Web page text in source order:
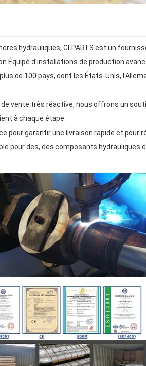
hydrauliques, GLPARTS est un
d'installations de production
de 100 pays, dont les États-Unis,
vente très réactive, nous offrons un
à chaque étape.
pour garantir une livraison rapide et pour
pour des, des composants hydrauliques